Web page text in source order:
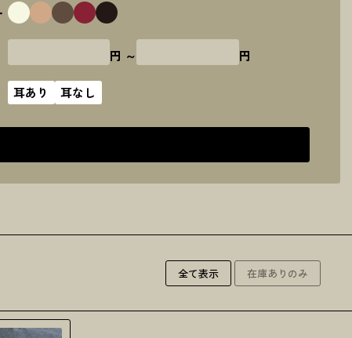
円 ～ 円
耳あり 耳なし
全て表示 在庫ありのみ